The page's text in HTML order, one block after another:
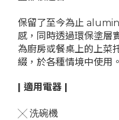
保留了至今為止
感，同時透過環保塗層
為廚房或餐桌上的上菜
綴，於各種情境中使用。
| 適用電器 |
╳ 洗碗機